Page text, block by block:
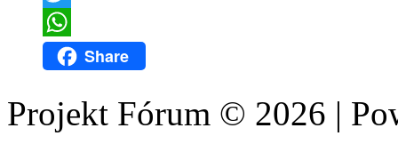
Twitter
WhatsAppShare
Projekt Fórum © 2026 |